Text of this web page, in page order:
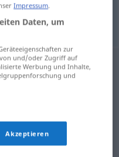
Impressum.
Daten, um
zur
und/oder Zugriff auf
Werbung und Inhalte,
und
Akzeptieren